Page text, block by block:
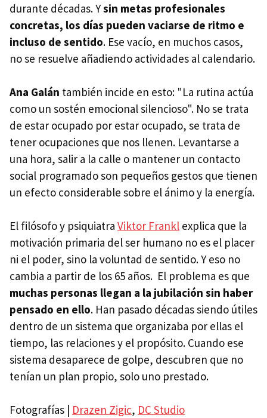
durante décadas. Ysin metas profesionales
concretas, los días pueden vaciarse de ritmo e
incluso de sentido. Ese vacío, en muchos casos,
no se resuelve añadiendo actividades al calendario.
Ana Galán también incide en esto: "La rutina actúa
como un sostén emocional silencioso". No se trata
de estar ocupado por estar ocupado, se trata de
tener ocupaciones que nos llenen. Levantarse a
una hora, salir a la calle o mantener un contacto
social programado son pequeños gestos que tienen
un efecto considerable sobre el ánimo y la energía.
El filósofo y psiquiatra Viktor Frankl explica que la
motivación primaria del ser humano no es el placer
ni el poder, sino la voluntad de sentido. Y eso no
cambia a partir de los 65 años. El problema es que
muchas personas llegan a la jubilación sin haber
pensado en ello. Han pasado décadas siendo útiles
dentro de un sistema que organizaba por ellas el
tiempo, las relaciones y el propósito. Cuando ese
sistema desaparece de golpe, descubren que no
tenían un plan propio, solo uno prestado.
Fotografías | Drazen Zigic, DC Studio